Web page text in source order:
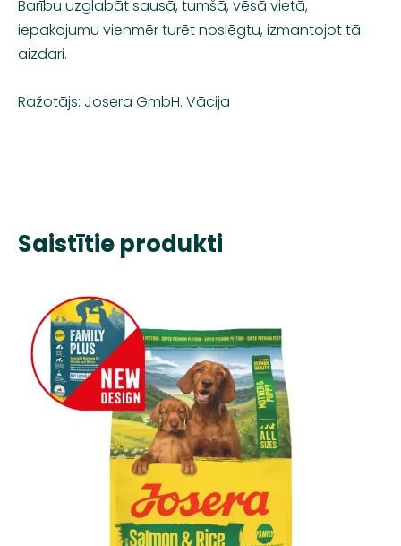
Barību uzglabāt sausā, tumšā, vēsā vietā,
iepakojumu vienmēr turēt noslēgtu, izmantojot tā
aizdari.
Ražotājs: Josera GmbH. Vācija
Saistītie produkti